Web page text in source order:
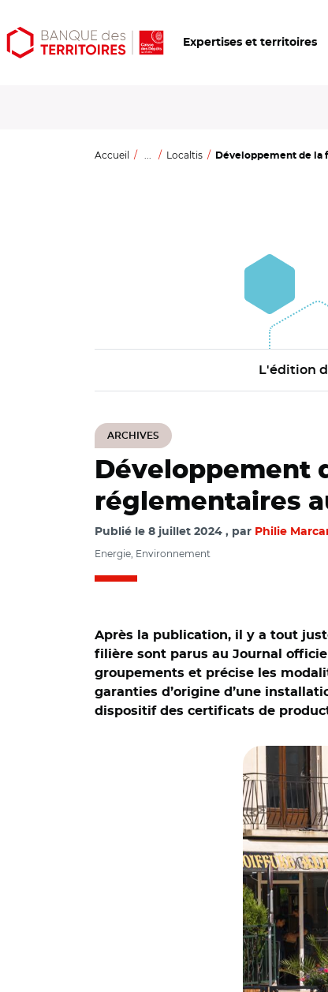
Aller
au
Aller
au
Ouvrir
les
Expertises et territoires
Accueil ... Localtis Développement de la
L'édition
ARCHIVES
Développement
réglementaires
Publié le 8 juillet 2024 par Philie
Energie, Environnement
Après la publication, il y a tout
filière sont parus au Journal
groupements et précise les
garanties d’origine d’une
dispositif des certificats de